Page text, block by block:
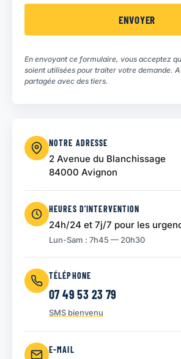
En envoyant ce formulaire, vous acceptez
soient utilisées pour traiter votre demande.
partagée avec des tiers.
NOTRE ADRESSE
2 Avenue du Blanchissage
84000 Avignon
HEURES D'INTERVENTION
24h/24 et 7j/7 pour les
Lun-Sam : 7h45 — 20h30
TÉLÉPHONE
07 49 53 23 79
SMS bienvenu
E-MAIL